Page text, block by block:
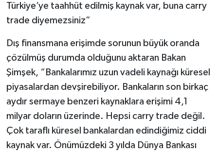
Türkiye’ye taahhüt edilmiş kaynak var, buna carry
trade diyemezsiniz”
Dış finansmana erişimde sorunun büyük oranda
çözülmüş durumda olduğunu aktaran Bakan
Şimşek, “Bankalarımız uzun vadeli kaynağı küresel
piyasalardan devşirebiliyor. Bankaların son birkaç
aydır sermaye benzeri kaynaklara erişimi 4,1
milyar doların üzerinde. Hepsi carry trade değil.
Çok taraflı küresel bankalardan edindiğimiz ciddi
kaynak var. Önümüzdeki 3 yılda Dünya Bankası